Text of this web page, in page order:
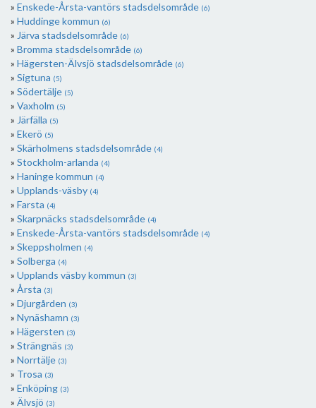
Enskede-Årsta-vantörs stadsdelsområde (6)
Huddinge kommun (6)
Järva stadsdelsområde (6)
Bromma stadsdelsområde (6)
Hägersten-Älvsjö stadsdelsområde (6)
Sigtuna (5)
Södertälje (5)
Vaxholm (5)
Järfälla (5)
Ekerö (5)
Skärholmens stadsdelsområde (4)
Stockholm-arlanda (4)
Haninge kommun (4)
Upplands-väsby (4)
Farsta (4)
Skarpnäcks stadsdelsområde (4)
Enskede-Årsta-vantörs stadsdelsområde (4)
Skeppsholmen (4)
Solberga (4)
Upplands väsby kommun (3)
Årsta (3)
Djurgården (3)
Nynäshamn (3)
Hägersten (3)
Strängnäs (3)
Norrtälje (3)
Trosa (3)
Enköping (3)
Älvsjö (3)